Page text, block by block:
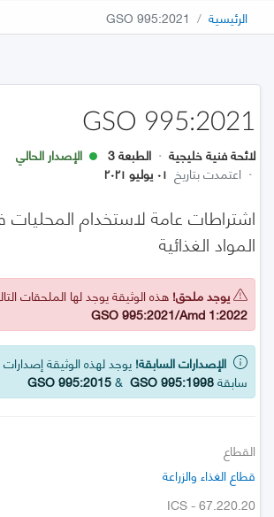
الرئيسية GSO 995:2021
GSO 995:2021
لائحة فنية خليجية · الطبعة 3
الإصدار الحالي
· اعتمدت بتاريخ ٠١ يوليو ٢٠٢١
اشتراطات عامة لاستخدام
المواد الغذائية
يوجد ملحق! هذه الوثيقة يوجد لها الملحقات
GSO 995:2021/Amd 1:2022
الإصدارات السابقة! يوجد لهذه الوثيقة إصدارات
سابقة
GSO 995:2015& GSO 995:1998
القطاع
قطاع الغذاء والزراعة
ICS - 67.220.20